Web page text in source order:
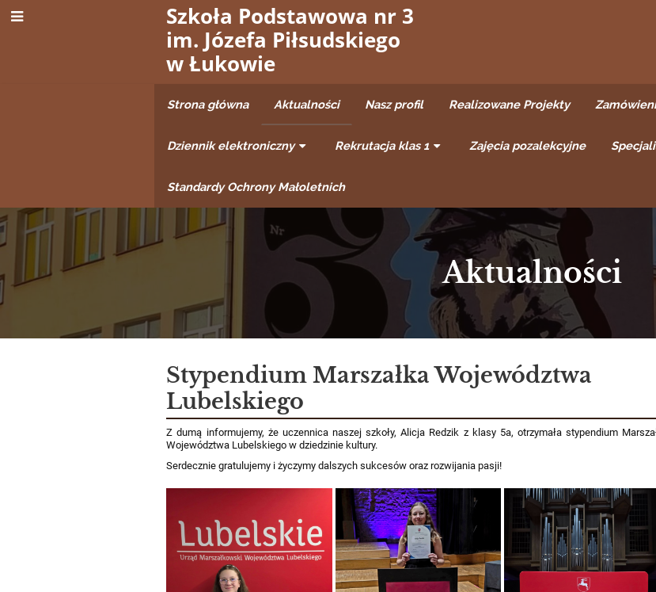
Szkoła Podstawowa nr 3
im. Józefa Piłsudskiego
w Łukowie
Strona główna Aktualności Nasz profil Realizowane Projekty
Dziennik elektroniczny Rekrutacja klas 1 Zajęcia pozalekcyjne
Standardy Ochrony Małoletnich
Aktualności
Aktualności
Stypendium Marszałka Województwa
Lubelskiego
Z dumą informujemy, że uczennica naszej szkoły, Alicja Redzik z klasy 5a, otrzymała stypendium
Województwa Lubelskiego w dziedzinie kultury.
Serdecznie gratulujemy i życzymy dalszych sukcesów oraz rozwijania pasji!